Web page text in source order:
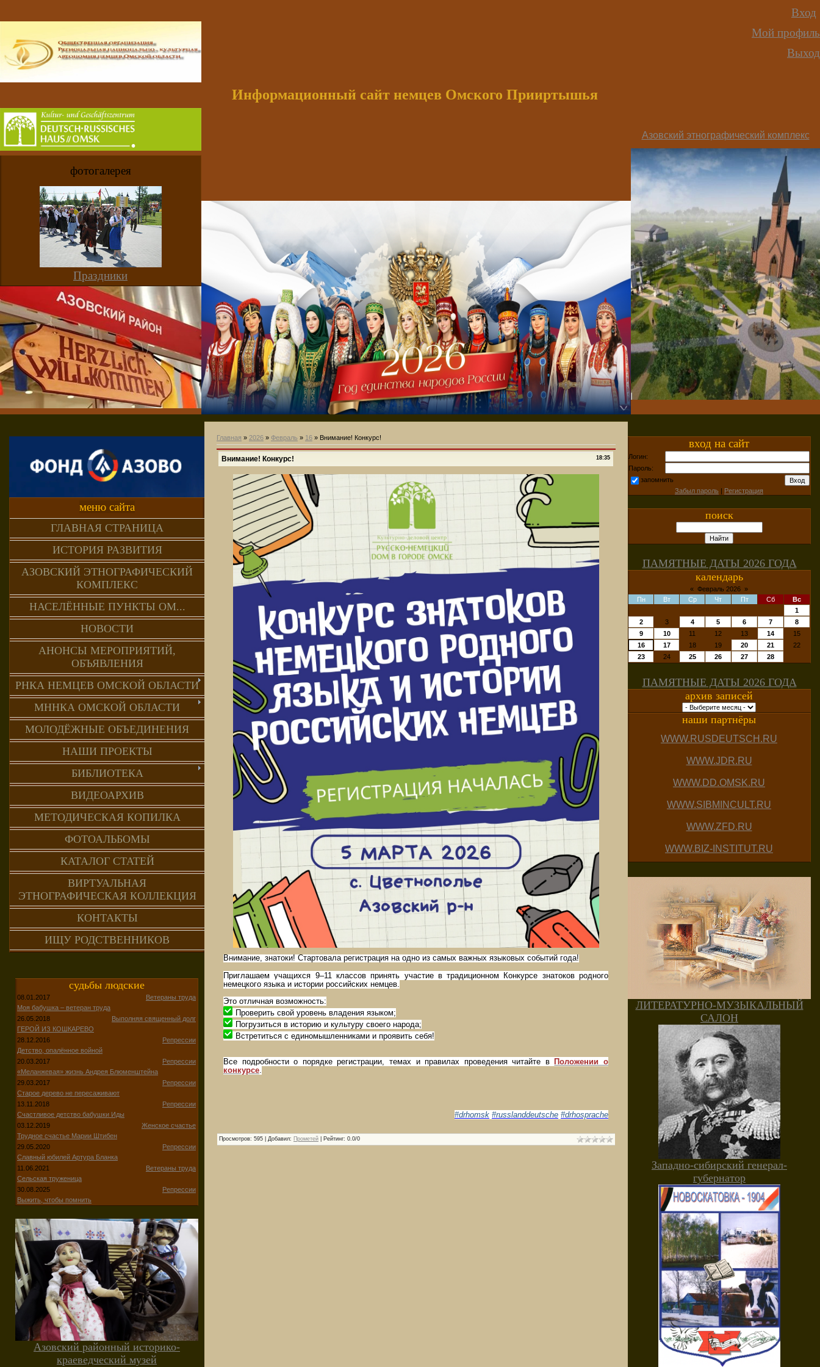
Вход
Мой профиль
Выход
фотогалерея
Праздники
Информационный сайт немцев Омского Прииртышья
Азовский этнографический комплекс
меню сайта
ГЛАВНАЯ СТРАНИЦА
ИСТОРИЯ РАЗВИТИЯ
АЗОВСКИЙ ЭТНОГРАФИЧЕСКИЙ
КОМПЛЕКС
НАСЕЛЁННЫЕ ПУНКТЫ ОМ...
НОВОСТИ
АНОНСЫ МЕРОПРИЯТИЙ,
ОБЪЯВЛЕНИЯ
РНКА НЕМЦЕВ ОМСКОЙ ОБЛАСТИ
МННКА ОМСКОЙ ОБЛАСТИ
МОЛОДЁЖНЫЕ ОБЪЕДИНЕНИЯ
НАШИ ПРОЕКТЫ
БИБЛИОТЕКА
ВИДЕОАРХИВ
МЕТОДИЧЕСКАЯ КОПИЛКА
ФОТОАЛЬБОМЫ
КАТАЛОГ СТАТЕЙ
ВИРТУАЛЬНАЯ
ЭТНОГРАФИЧЕСКАЯ КОЛЛЕКЦИЯ
КОНТАКТЫ
ИЩУ РОДСТВЕННИКОВ
судьбы людские
08.01.2017
Ветераны труда
Моя бабушка – ветеран труда
26.05.2018
Выполняя священный долг
ГЕРОЙ ИЗ КОШКАРЕВО
28.12.2016
Репрессии
Детство, опалённое войной
20.03.2017
Репрессии
«Меланжевая» жизнь Андрея Блюменштейна
29.03.2017
Репрессии
Старое дерево не пересаживают
13.11.2018
Репрессии
Счастливое детство бабушки Иды
03.12.2019
Женское счастье
Трудное счастье Марии Штибен
29.05.2020
Репрессии
Славный юбилей Артура Бланка
11.06.2021
Ветераны труда
Сельская труженица
30.08.2025
Репрессии
Выжить, чтобы помнить
Азовский районный историко-
краеведческий музей
Главная » 2026 » Февраль » 16 » Внимание! Конкурс!
18:35
Внимание! Конкурс!
Внимание, знатоки! Стартовала регистрация на одно из самых важных языковых событий года!
Приглашаем учащихся 9–11 классов принять участие в традиционном Конкурсе знатоков родного
немецкого языка и истории российских немцев.
Это отличная возможность:
Проверить свой уровень владения языком;
Погрузиться в историю и культуру своего народа;
Встретиться с единомышленниками и проявить себя!
Все подробности о порядке регистрации, темах и правилах проведения читайте в Положении о
конкурсе.
#drhomsk #russlanddeutsche #drhosprache
Просмотров: 595 Добавил: Прометей Рейтинг: 0.0/0
вход на сайт
Логин:
Пароль:
запомнить
Забыл пароль | Регистрация
поиск
ПАМЯТНЫЕ ДАТЫ 2026 ГОДА
календарь
« Февраль 2026 »
Пн
Вт Ср Чт Пт Сб
Вс
1
2
3 4 5 6 7
8
9
10 11 12 13 14
15
16
17 18 19 20 21
22
23
24 25 26 27 28
ПАМЯТНЫЕ ДАТЫ 2026 ГОДА
архив записей
наши партнёры
WWW.RUSDEUTSCH.RU
WWW.JDR.RU
WWW.DD.OMSK.RU
WWW.SIBMINCULT.RU
WWW.ZFD.RU
WWW.BIZ-INSTITUT.RU
ЛИТЕРАТУРНО-МУЗЫКАЛЬНЫЙ
САЛОН
Западно-сибирский генерал-
губернатор